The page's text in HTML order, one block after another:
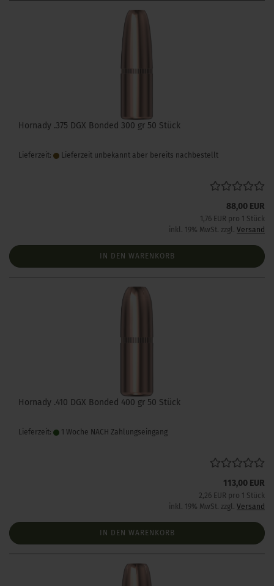
Hornady .375 DGX Bonded 300 gr 50 Stück
Lieferzeit: Lieferzeit unbekannt aber bereits nachbestellt
88,00 EUR
1,76 EUR pro 1 Stück
inkl. 19% MwSt. zzgl. Versand
IN DEN WARENKORB
Hornady .410 DGX Bonded 400 gr 50 Stück
Lieferzeit: 1 Woche NACH Zahlungseingang
113,00 EUR
2,26 EUR pro 1 Stück
inkl. 19% MwSt. zzgl. Versand
IN DEN WARENKORB